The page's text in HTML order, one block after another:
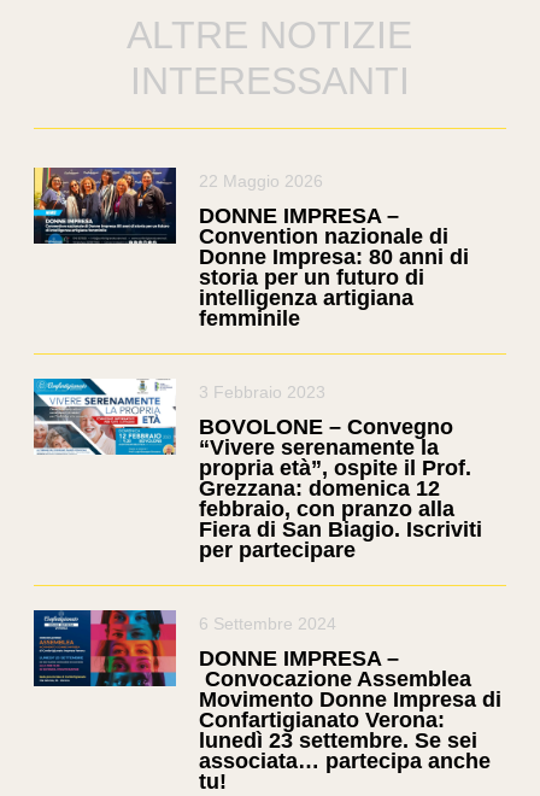
ALTRE NOTIZIE
INTERESSANTI
22 Maggio 2026
DONNE IMPRESA –
Convention nazionale di
Donne Impresa: 80 anni di
storia per un futuro di
intelligenza artigiana
femminile
3 Febbraio 2023
BOVOLONE – Convegno
“Vivere serenamente la
propria età”, ospite il Prof.
Grezzana: domenica 12
febbraio, con pranzo alla
Fiera di San Biagio. Iscriviti
per partecipare
6 Settembre 2024
DONNE IMPRESA –
Convocazione Assemblea
Movimento Donne Impresa di
Confartigianato Verona:
lunedì 23 settembre. Se sei
associata… partecipa anche
tu!